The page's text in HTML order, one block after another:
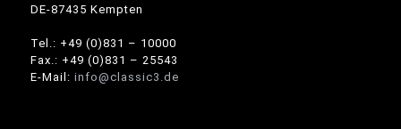
DE-87435 Kempten
Tel.: +49 (0)831 – 10000
Fax.: +49 (0)831 – 25543
E-Mail: info@classic3.de